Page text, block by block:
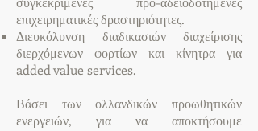
επιχειρηματικές δραστηριότητες.
Διευκόλυνση διαδικασιών διαχείρισης
διερχόμενων φορτίων και κίνητρα για
added value services.
Βάσει των ολλανδικών προωθητικών
ενεργειών, για να αποκτήσουμε